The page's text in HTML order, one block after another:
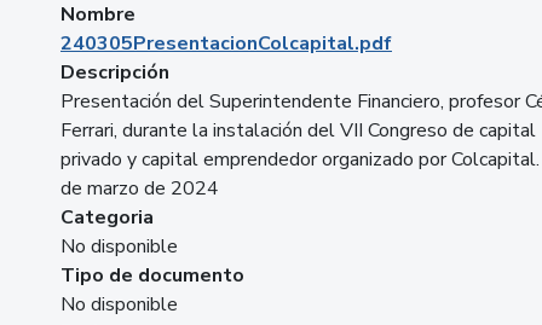
Nombre
240305PresentacionColcapital.pdf
Descripción
Presentación del Superintendente Financiero, profesor
Ferrari, durante la instalación del VII Congreso de capital
privado y capital emprendedor organizado por
de marzo de 2024
Categoria
No disponible
Tipo de documento
No disponible